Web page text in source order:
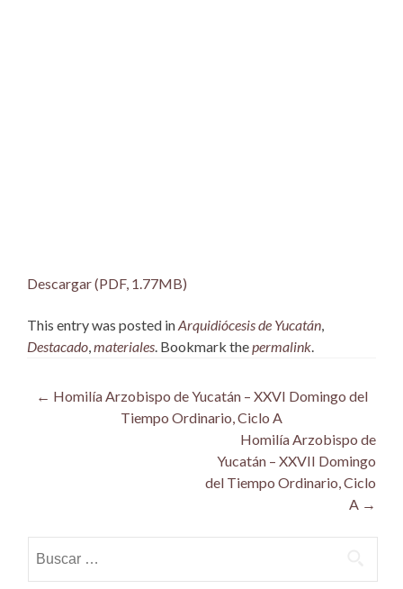
Descargar (PDF, 1.77MB)
This entry was posted inArquidiócesis de Yucatán
Destacado materiales . Bookmark the permalink
Post
navigation
← Homilía Arzobispo de Yucatán – XXVI Domingo del
Tiempo Ordinario, Ciclo A
Homilía Arzobispo de
Yucatán – XXVII Domingo
del Tiempo Ordinario, Ciclo
A →